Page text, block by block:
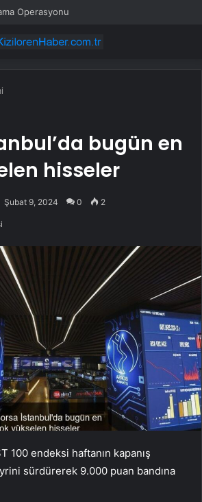
Operasyonu
bugün en
hisseler
Şubat 9, 2024 0 2
100 endeksi haftanın kapanış
sürdürerek 9.000 puan bandına